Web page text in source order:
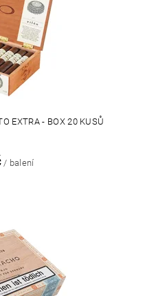
EXTRA - BOX 20 KUSŮ
/ balení